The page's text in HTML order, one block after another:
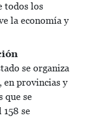
todos los
la economía y
se organiza
provincias y
que se
se